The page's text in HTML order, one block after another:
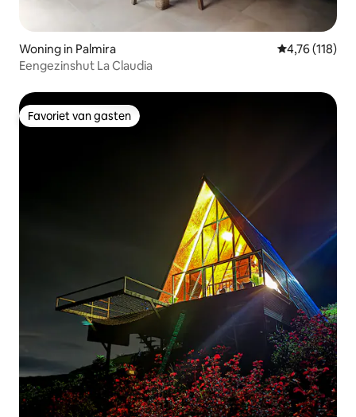
Woning in Palmira Gemiddelde
4,76 (118)
Eengezinshut La Claudia
Favoriet van gasten
Favoriet van gasten